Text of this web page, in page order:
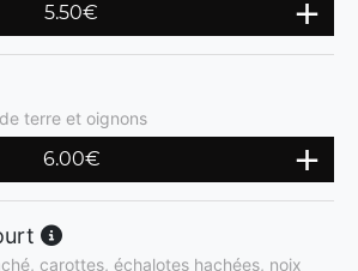
5.50€
terre et oignons
6.00€
carottes, échalotes hachées, noix